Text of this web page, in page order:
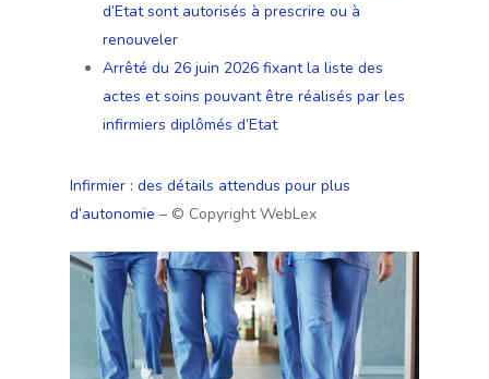
d’Etat sont autorisés à prescrire ou à
renouveler
Arrêté du 26 juin 2026 fixant la liste des
actes et soins pouvant être réalisés par les
infirmiers diplômés d’Etat
Infirmier : des détails attendus pour plus
d’autonomie – © Copyright WebLex